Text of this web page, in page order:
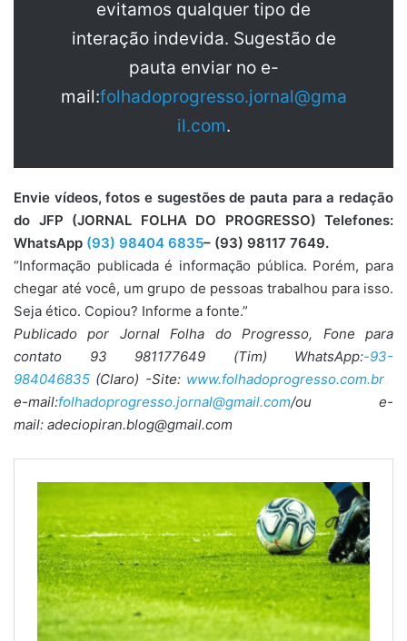
evitamos qualquer tipo de
interação indevida. Sugestão de
pauta enviar no e-
mail:folhadoprogresso.jornal@gma
il.com.
Envie vídeos, fotos e sugestões de pauta para a redação
do JFP (JORNAL FOLHA DO PROGRESSO) Telefones:
WhatsApp (93) 98404 6835– (93) 98117 7649.
“Informação publicada é informação pública. Porém, para
chegar até você, um grupo de pessoas trabalhou para isso.
Seja ético. Copiou? Informe a fonte.”
Publicado por Jornal Folha do Progresso, Fone para
contato 93 981177649 (Tim) WhatsApp:-93-
984046835 (Claro) -Site: www.folhadoprogresso.com.br
e-mail:folhadoprogresso.jornal@gmail.com/ou e-
mail: adeciopiran.blog@gmail.com